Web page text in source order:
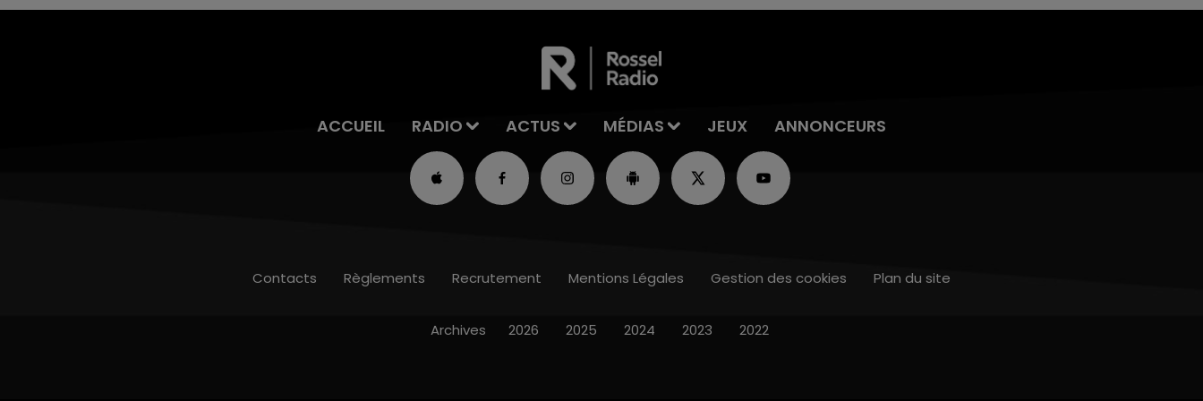
ACCUEIL RADIO ACTUS MÉDIAS JEUX ANNONCEURS
Contacts Règlements Recrutement Mentions Légales Gestion des cookies Plan du site
Archives 2026 2025 2024 2023 2022